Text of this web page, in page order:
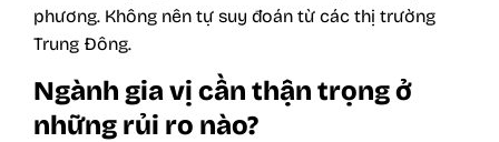
phương. Không nên tự suy đoán từ các thị trường
Trung Đông.
Ngành gia vị cần thận trọng ở
những rủi ro nào?